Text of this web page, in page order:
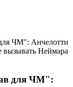
ЧМ": Анчелотти
вызывать Неймара
для ЧМ":